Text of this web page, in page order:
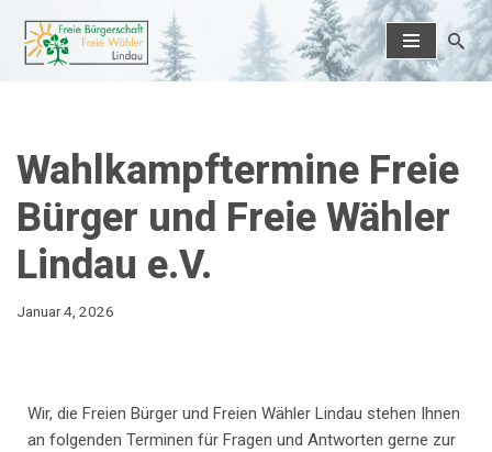
Zum
Wahlkampftermine Freie
Bürger und Freie Wähler
Lindau e.V.
Januar 4, 2026
Wir, die Freien Bürger und Freien Wähler Lindau stehen Ihnen
an folgenden Terminen für Fragen und Antworten gerne zur